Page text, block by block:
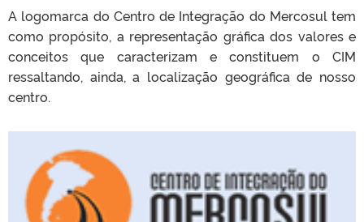
A logomarca do Centro de Integração do Mercosul tem
como propósito, a representação gráfica dos valores e
conceitos que caracterizam e constituem o CIM
ressaltando, ainda, a localização geográfica de nosso
centro.